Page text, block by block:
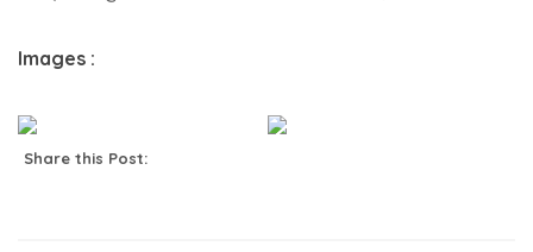
Images :
Share this Post: